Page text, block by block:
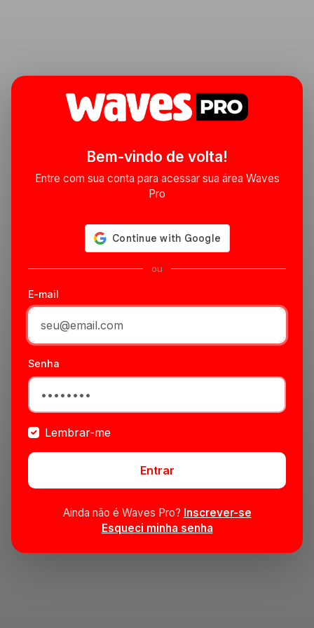
Bem-vindo de volta!
Entre com sua conta para acessar sua área Waves
Pro
ou
E-mail
Senha
Lembrar-me
Entrar
Ainda não é Waves Pro? Inscrever-se
Esqueci minha senha